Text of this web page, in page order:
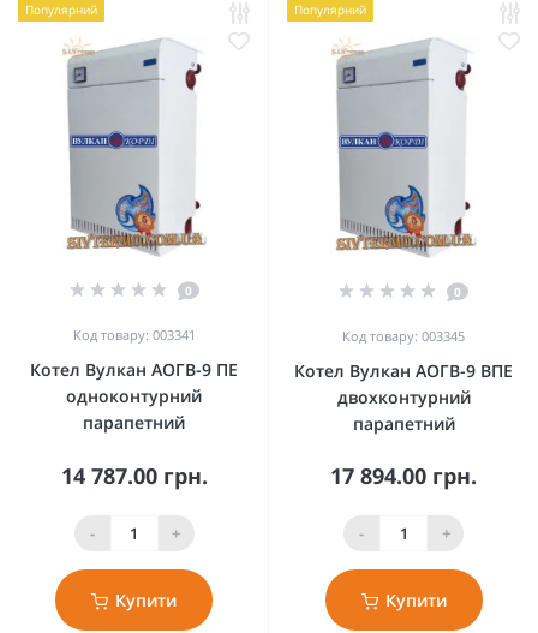
Популярний
0
Код товару: 003341
Котел Вулкан АОГВ-9 ПЕ
одноконтурний
парапетний
14 787.00 грн.
- +
Купити
Популярний
0
Код товару: 003345
Котел Вулкан АОГВ-9 ВПЕ
двохконтурний
парапетний
17 894.00 грн.
- +
Купити